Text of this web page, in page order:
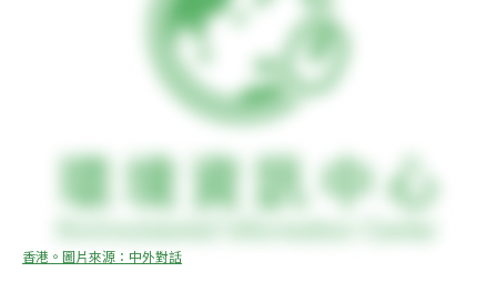
香港。圖片來源：中外對話